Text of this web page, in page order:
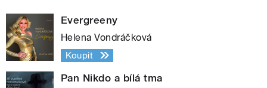
Evergreeny
Helena Vondráčková
Koupit
Pan Nikdo a bílá tma